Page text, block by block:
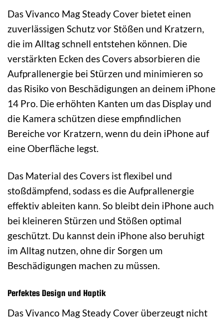
Das Vivanco Mag Steady Cover bietet einen
zuverlässigen Schutz vor Stößen und Kratzern,
die im Alltag schnell entstehen können. Die
verstärkten Ecken des Covers absorbieren die
Aufprallenergie bei Stürzen und minimieren so
das Risiko von Beschädigungen an deinem iPhone
14 Pro. Die erhöhten Kanten um das Display und
die Kamera schützen diese empfindlichen
Bereiche vor Kratzern, wenn du dein iPhone auf
eine Oberfläche legst.
Das Material des Covers ist flexibel und
stoßdämpfend, sodass es die Aufprallenergie
effektiv ableiten kann. So bleibt dein iPhone auch
bei kleineren Stürzen und Stößen optimal
geschützt. Du kannst dein iPhone also beruhigt
im Alltag nutzen, ohne dir Sorgen um
Beschädigungen machen zu müssen.
Perfektes Design und Haptik
Das Vivanco Mag Steady Cover überzeugt nicht